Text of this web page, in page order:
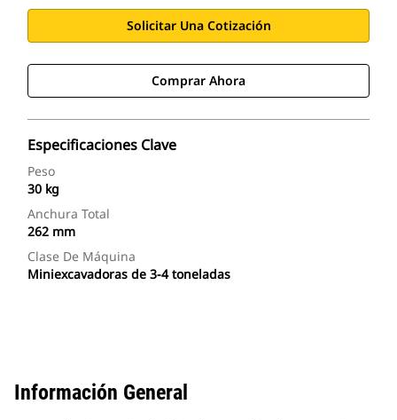
Solicitar Una Cotización
Comprar Ahora
Especificaciones Clave
Peso
30 kg
Anchura Total
262 mm
Clase De Máquina
Miniexcavadoras de 3-4 toneladas
Información General